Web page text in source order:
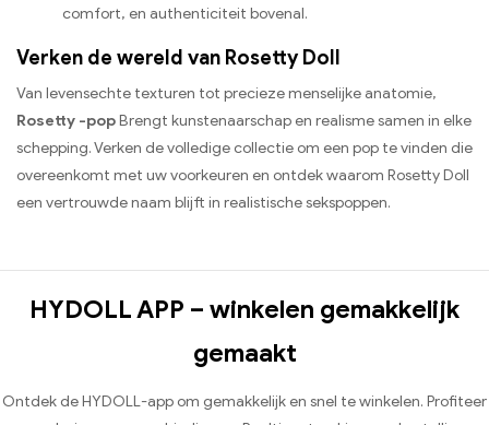
comfort, en authenticiteit bovenal.
Verken de wereld van Rosetty Doll
Van levensechte texturen tot precieze menselijke anatomie,
Rosetty -popBrengt kunstenaarschap en realisme samen in elke
schepping. Verken de volledige collectie om een ​​pop te vinden die
overeenkomt met uw voorkeuren en ontdek waarom Rosetty Doll
een vertrouwde naam blijft in realistische sekspoppen.
HYDOLL APP – winkelen gemakkelijk
gemaakt
Ontdek de HYDOLL-app om gemakkelijk en snel te winkelen. Profiteer